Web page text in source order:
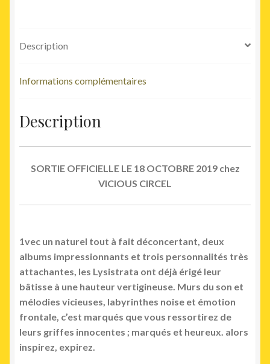
Description
Informations complémentaires
Description
SORTIE OFFICIELLE LE 18 OCTOBRE 2019 chez
VICIOUS CIRCEL
1vec un naturel tout à fait déconcertant, deux
albums impressionnants et trois personnalités très
attachantes, les Lysistrata ont déjà érigé leur
bâtisse à une hauteur vertigineuse. Murs du son et
mélodies vicieuses, labyrinthes noise et émotion
frontale, c’est marqués que vous ressortirez de
leurs griffes innocentes ; marqués et heureux. alors
inspirez, expirez.